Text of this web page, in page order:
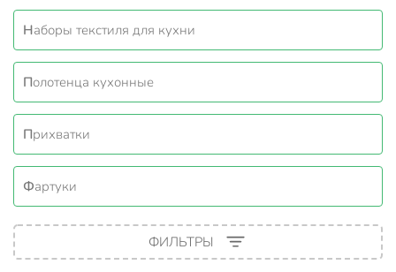
Наборы текстиля для кухни
Полотенца кухонные
Прихватки
Фартуки
ФИЛЬТРЫ